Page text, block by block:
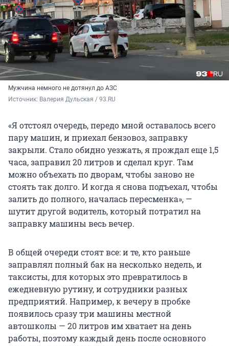
Мужчина немного не дотянул до АЗС
Источник: Валерия Дульская / 93.RU
«Я отстоял очередь, передо мной оставалось всего
пару машин, и приехал бензовоз, заправку
закрыли. Стало обидно уезжать, я прождал еще 1,5
часа, заправил 20 литров и сделал круг. Там
можно объехать по дворам, чтобы заново не
стоять так долго. И когда я снова подъехал, чтобы
залить до полного, началась пересменка», —
шутит другой водитель, который потратил на
заправку машины весь вечер.
В общей очереди стоят все: и те, кто раньше
заправлял полный бак на несколько недель, и
таксисты, для которых это превратилось в
ежедневную рутину, и сотрудники разных
предприятий. Например, к вечеру в пробке
появилось сразу три машины местной
автошколы — 20 литров им хватает на день
работы, поэтому каждый день после основного